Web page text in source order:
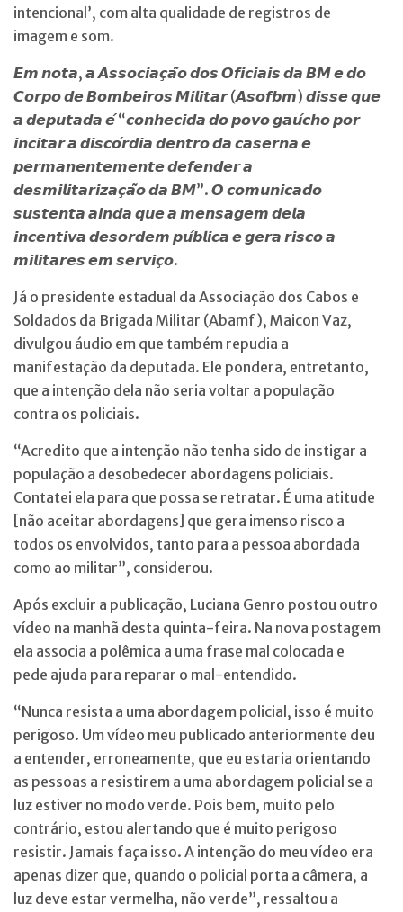
intencional’, com alta qualidade de registros de
imagem e som.
𝙀𝙢 𝙣𝙤𝙩𝙖, 𝙖 𝘼𝙨𝙨𝙤𝙘𝙞𝙖𝙘̧𝙖̃𝙤 𝙙𝙤𝙨 𝙊𝙛𝙞𝙘𝙞𝙖𝙞𝙨 𝙙𝙖 𝘽𝙈 𝙚 𝙙𝙤
𝘾𝙤𝙧𝙥𝙤 𝙙𝙚 𝘽𝙤𝙢𝙗𝙚𝙞𝙧𝙤𝙨 𝙈𝙞𝙡𝙞𝙩𝙖𝙧 (𝘼𝙨𝙤𝙛𝙗𝙢) 𝙙𝙞𝙨𝙨𝙚 𝙦𝙪𝙚
𝙖 𝙙𝙚𝙥𝙪𝙩𝙖𝙙𝙖 𝙚́ “𝙘𝙤𝙣𝙝𝙚𝙘𝙞𝙙𝙖 𝙙𝙤 𝙥𝙤𝙫𝙤 𝙜𝙖𝙪́𝙘𝙝𝙤 𝙥𝙤𝙧
𝙞𝙣𝙘𝙞𝙩𝙖𝙧 𝙖 𝙙𝙞𝙨𝙘𝙤́𝙧𝙙𝙞𝙖 𝙙𝙚𝙣𝙩𝙧𝙤 𝙙𝙖 𝙘𝙖𝙨𝙚𝙧𝙣𝙖 𝙚
𝙥𝙚𝙧𝙢𝙖𝙣𝙚𝙣𝙩𝙚𝙢𝙚𝙣𝙩𝙚 𝙙𝙚𝙛𝙚𝙣𝙙𝙚𝙧 𝙖
𝙙𝙚𝙨𝙢𝙞𝙡𝙞𝙩𝙖𝙧𝙞𝙯𝙖𝙘̧𝙖̃𝙤 𝙙𝙖 𝘽𝙈”. 𝙊 𝙘𝙤𝙢𝙪𝙣𝙞𝙘𝙖𝙙𝙤
𝙨𝙪𝙨𝙩𝙚𝙣𝙩𝙖 𝙖𝙞𝙣𝙙𝙖 𝙦𝙪𝙚 𝙖 𝙢𝙚𝙣𝙨𝙖𝙜𝙚𝙢 𝙙𝙚𝙡𝙖
𝙞𝙣𝙘𝙚𝙣𝙩𝙞𝙫𝙖 𝙙𝙚𝙨𝙤𝙧𝙙𝙚𝙢 𝙥𝙪́𝙗𝙡𝙞𝙘𝙖 𝙚 𝙜𝙚𝙧𝙖 𝙧𝙞𝙨𝙘𝙤 𝙖
𝙢𝙞𝙡𝙞𝙩𝙖𝙧𝙚𝙨 𝙚𝙢 𝙨𝙚𝙧𝙫𝙞𝙘̧𝙤.
Já o presidente estadual da Associação dos Cabos e
Soldados da Brigada Militar (Abamf), Maicon Vaz,
divulgou áudio em que também repudia a
manifestação da deputada. Ele pondera, entretanto,
que a intenção dela não seria voltar a população
contra os policiais.
“Acredito que a intenção não tenha sido de instigar a
população a desobedecer abordagens policiais.
Contatei ela para que possa se retratar. É uma atitude
[não aceitar abordagens] que gera imenso risco a
todos os envolvidos, tanto para a pessoa abordada
como ao militar”, considerou.
Após excluir a publicação, Luciana Genro postou outro
vídeo na manhã desta quinta-feira. Na nova postagem
ela associa a polêmica a uma frase mal colocada e
pede ajuda para reparar o mal-entendido.
“Nunca resista a uma abordagem policial, isso é muito
perigoso. Um vídeo meu publicado anteriormente deu
a entender, erroneamente, que eu estaria orientando
as pessoas a resistirem a uma abordagem policial se a
luz estiver no modo verde. Pois bem, muito pelo
contrário, estou alertando que é muito perigoso
resistir. Jamais faça isso. A intenção do meu vídeo era
apenas dizer que, quando o policial porta a câmera, a
luz deve estar vermelha, não verde”, ressaltou a